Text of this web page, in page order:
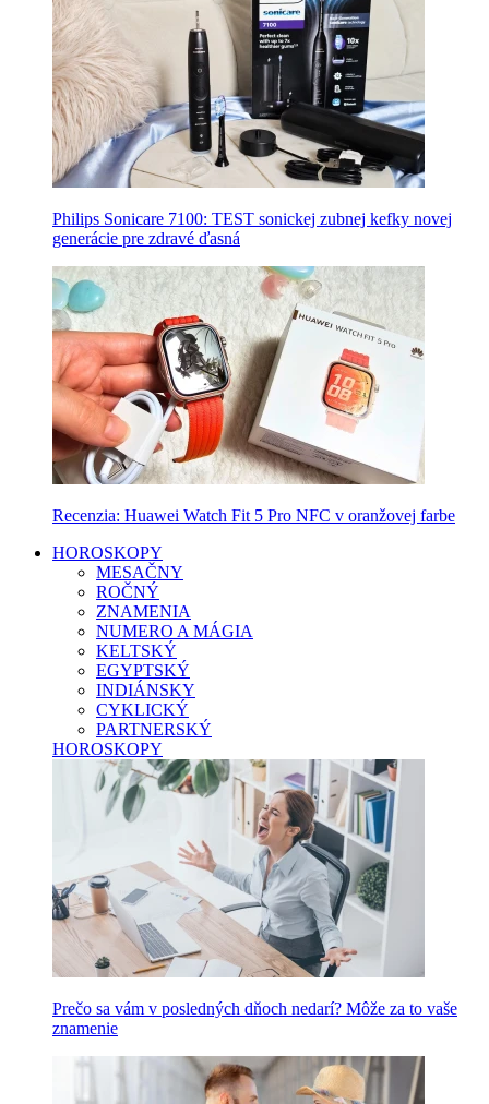
Philips Sonicare 7100: TEST sonickej zubnej kefky novej
generácie pre zdravé ďasná
Recenzia: Huawei Watch Fit 5 Pro NFC v oranžovej farbe
HOROSKOPY
MESAČNY
ROČNÝ
ZNAMENIA
NUMERO A MÁGIA
KELTSKÝ
EGYPTSKÝ
INDIÁNSKY
CYKLICKÝ
PARTNERSKÝ
HOROSKOPY
Prečo sa vám v posledných dňoch nedarí? Môže za to vaše
znamenie